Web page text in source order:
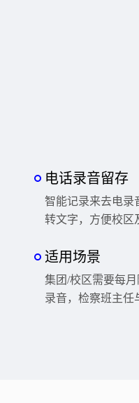
电话录音留存
智能记录来去电录
转文字，方便校区
适用场景
集团/校区需要每
录音，检察班主任